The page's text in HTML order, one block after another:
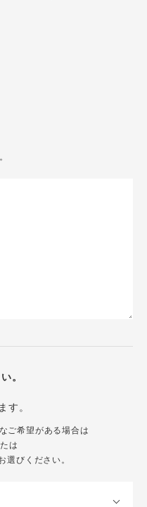
。
す。
ご希望がある場合は
は
選びください。